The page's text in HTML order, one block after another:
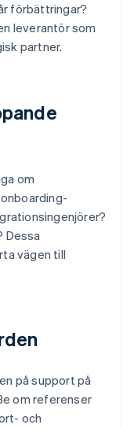
förbättringar?
leverantör som
partner.
om
Dessa
vägen till
på support på
om referenser
och